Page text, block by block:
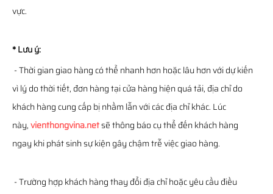
vực.
* Lưu ý:
- Thời gian giao hàng có thể nhanh hơn hoặc lâu hơn với dự kiến
vì lý do thời tiết, đơn hàng tại cửa hàng hiện quá tải, địa chỉ do
khách hàng cung cấp bị nhầm lẫn với các địa chỉ khác. Lúc
này,vienthongvina.netsẽ thông báo cụ thể đến khách hàng
ngay khi phát sinh sự kiện gây chậm trễ việc giao hàng.
- Trường hợp khách hàng thay đổi địa chỉ hoặc yêu cầu điều